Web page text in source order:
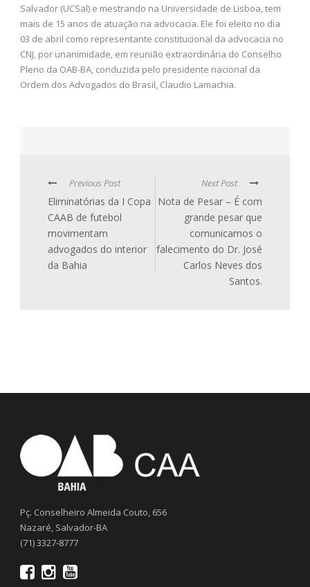
Salvador (UCSal) e mestrando na Universidade de Lisboa, tem
mais de 15 anos de atuação na advocacia. Ele foi eleito no dia
03 de abril como representante constitucional da advocacia no
CNJ, por unanimidade, em reunião extraordinária do Conselho
Pleno da OAB-BA, conduzida pelo presidente nacional da
Ordem dos Advogados do Brasil, Claudio Lamachia.
Previous Post
Eliminatórias da I Copa
CAAB de futebol
movimentam
advogados do interior
da Bahia
Next Post
Nota de Pesar – É com
grande pesar que
comunicamos o
falecimento do Dr. José
Carlos Neves dos
Santos.
Pç. Conselheiro Almeida Couto, 656
Nazaré, Salvador-BA
(71) 3327-8777